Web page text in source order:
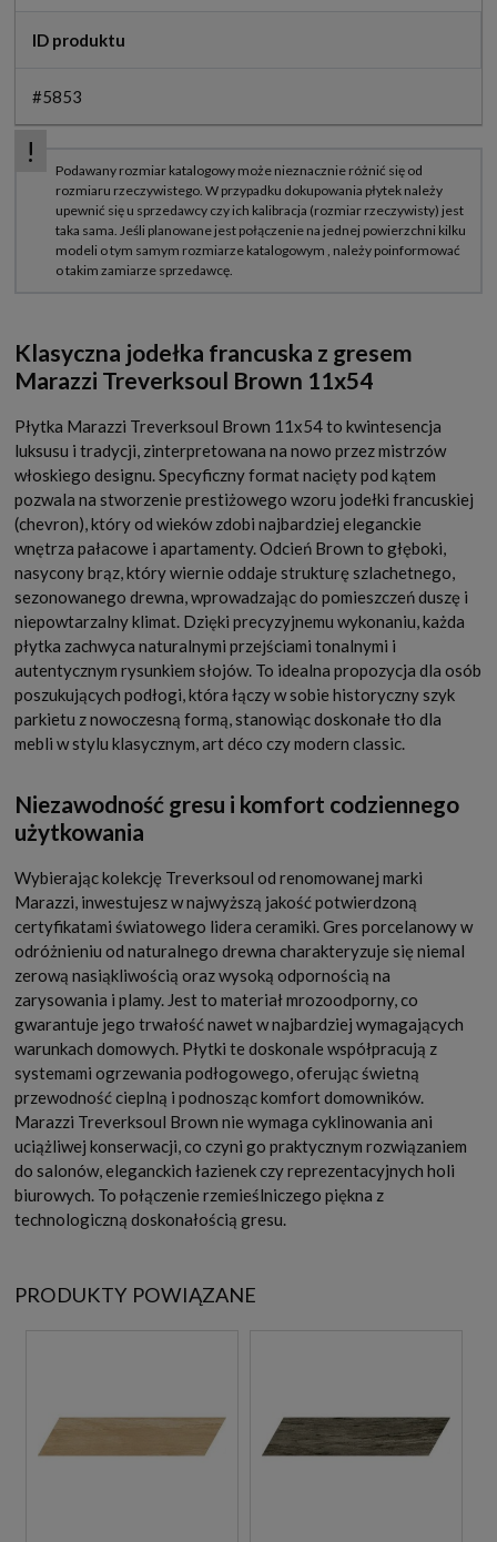
ID produktu
#5853
Klasyczna jodełka francuska z gresem
Marazzi Treverksoul Brown 11x54
Płytka Marazzi Treverksoul Brown 11x54 to kwintesencja
luksusu i tradycji, zinterpretowana na nowo przez mistrzów
włoskiego designu. Specyficzny format nacięty pod kątem
pozwala na stworzenie prestiżowego wzoru jodełki francuskiej
(chevron), który od wieków zdobi najbardziej eleganckie
wnętrza pałacowe i apartamenty. Odcień Brown to głęboki,
nasycony brąz, który wiernie oddaje strukturę szlachetnego,
sezonowanego drewna, wprowadzając do pomieszczeń duszę i
niepowtarzalny klimat. Dzięki precyzyjnemu wykonaniu, każda
płytka zachwyca naturalnymi przejściami tonalnymi i
autentycznym rysunkiem słojów. To idealna propozycja dla osób
poszukujących podłogi, która łączy w sobie historyczny szyk
parkietu z nowoczesną formą, stanowiąc doskonałe tło dla
mebli w stylu klasycznym, art déco czy modern classic.
Niezawodność gresu i komfort codziennego
użytkowania
Wybierając kolekcję Treverksoul od renomowanej marki
Marazzi, inwestujesz w najwyższą jakość potwierdzoną
certyfikatami światowego lidera ceramiki. Gres porcelanowy w
odróżnieniu od naturalnego drewna charakteryzuje się niemal
zerową nasiąkliwością oraz wysoką odpornością na
zarysowania i plamy. Jest to materiał mrozoodporny, co
gwarantuje jego trwałość nawet w najbardziej wymagających
warunkach domowych. Płytki te doskonale współpracują z
systemami ogrzewania podłogowego, oferując świetną
przewodność cieplną i podnosząc komfort domowników.
Marazzi Treverksoul Brown nie wymaga cyklinowania ani
uciążliwej konserwacji, co czyni go praktycznym rozwiązaniem
do salonów, eleganckich łazienek czy reprezentacyjnych holi
biurowych. To połączenie rzemieślniczego piękna z
technologiczną doskonałością gresu.
PRODUKTY POWIĄZANE